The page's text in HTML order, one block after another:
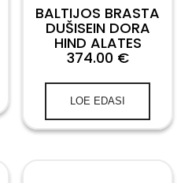
BALTIJOS BRASTA
DUŠISEIN DORA
HIND ALATES
374.00 €
LOE EDASI